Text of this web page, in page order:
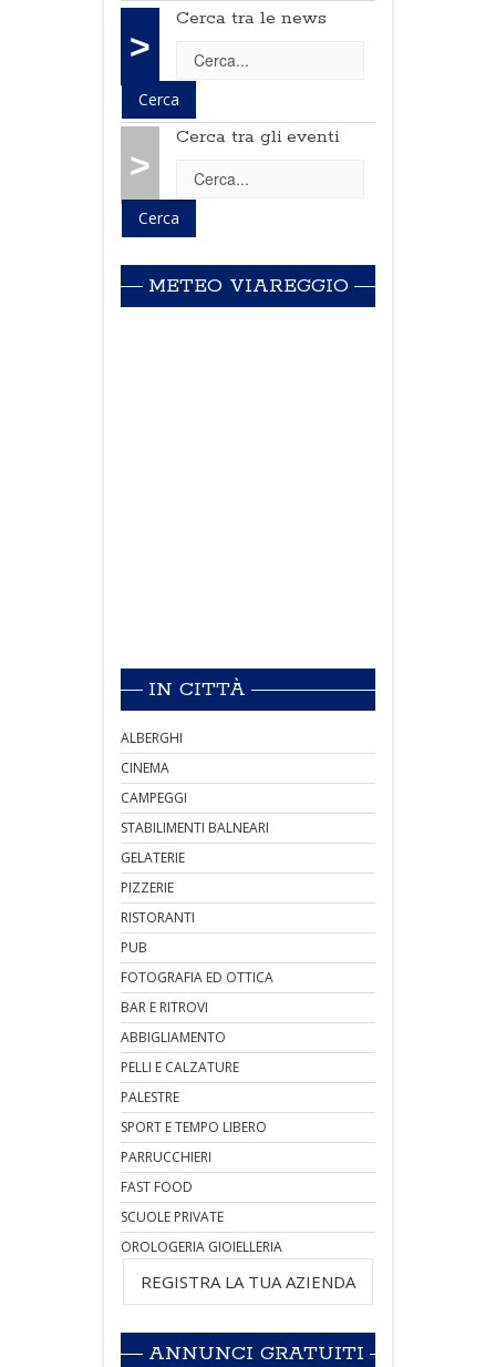
>
Cerca tra le news
>
Cerca tra gli eventi
METEO VIAREGGIO
IN CITTÀ
ALBERGHI
CINEMA
CAMPEGGI
STABILIMENTI BALNEARI
GELATERIE
PIZZERIE
RISTORANTI
PUB
FOTOGRAFIA ED OTTICA
BAR E RITROVI
ABBIGLIAMENTO
PELLI E CALZATURE
PALESTRE
SPORT E TEMPO LIBERO
PARRUCCHIERI
FAST FOOD
SCUOLE PRIVATE
OROLOGERIA GIOIELLERIA
REGISTRA LA TUA AZIENDA
ANNUNCI GRATUITI